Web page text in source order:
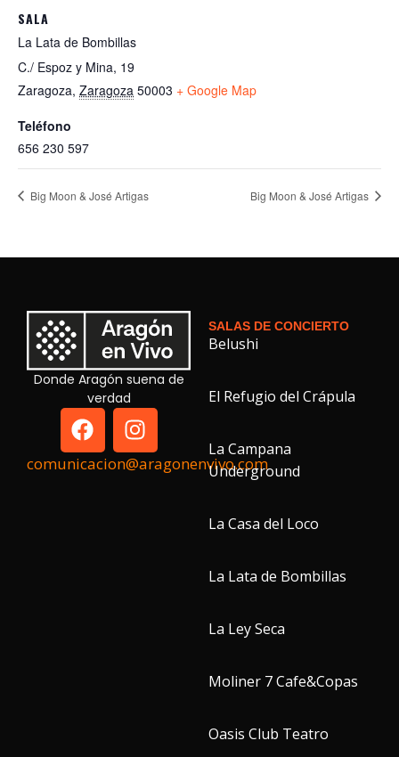
SALA
La Lata de Bombillas
C./ Espoz y Mina, 19
Zaragoza, Zaragoza 50003 + Google Map
Teléfono
656 230 597
Big Moon & José Artigas Big Moon & José Artigas
Donde Aragón suena de
verdad
comunicacion@aragonenvivo.com
SALAS DE CONCIERTO
Belushi
El Refugio del Crápula
La Campana
Underground
La Casa del Loco
La Lata de Bombillas
La Ley Seca
Moliner 7 Cafe&Copas
Oasis Club Teatro